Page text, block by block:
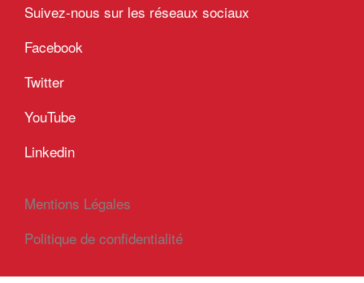
Suivez-nous sur les réseaux sociaux
Facebook
Twitter
YouTube
Linkedin
Mentions Légales
Politique de confidentialité